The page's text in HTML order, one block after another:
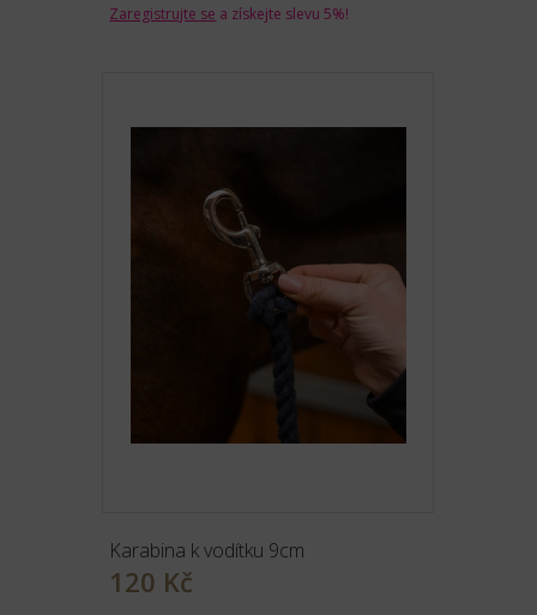
Zaregistrujte se a získejte slevu 5%!
Karabina k vodítku 9cm
120 Kč